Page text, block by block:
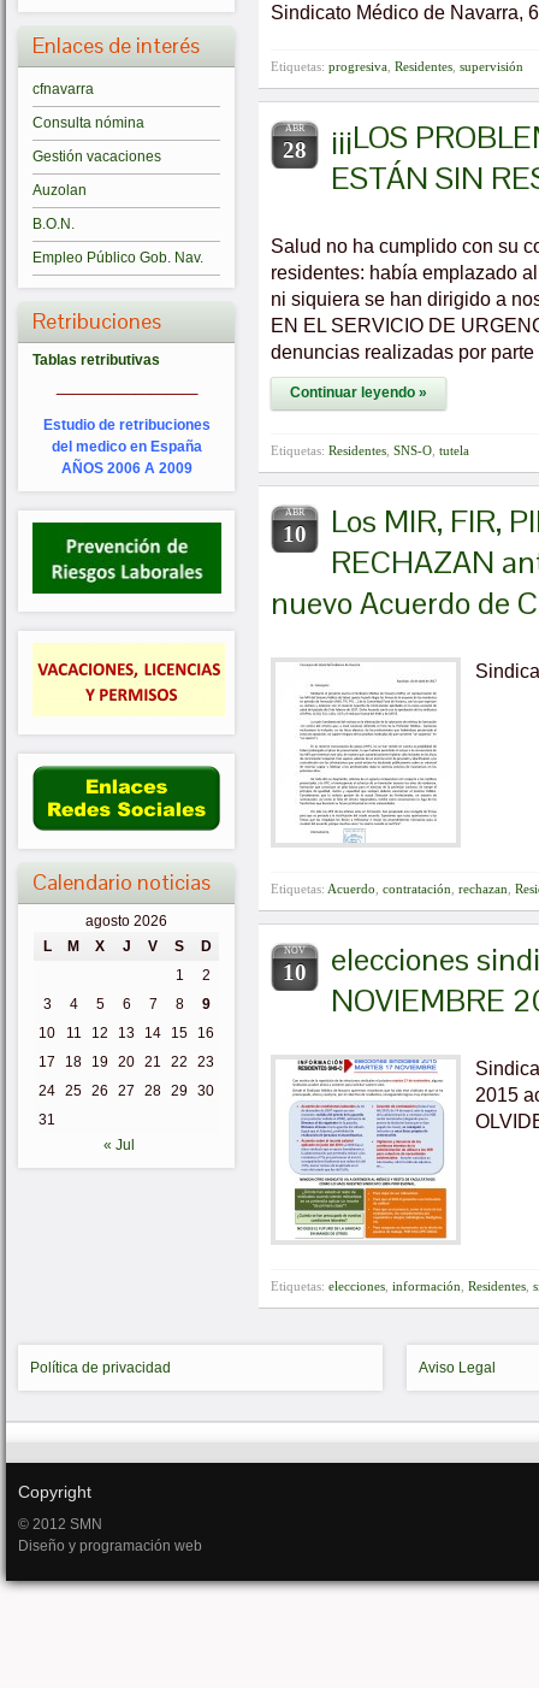
Enlaces de interés
cfnavarra
Consulta nómina
Gestión vacaciones
Auzolan
B.O.N.
Empleo Público Gob. Nav.
Retribuciones
Tablas retributivas
Estudio de retribuciones
del medico en España
AÑOS 2006 A 2009
Calendario noticias
agosto 2026
L
M X J V S
D
1
2
3
4 5 6 7 8
9
10
11 12 13 14 15
16
17
18 19 20 21 22
23
24 25 26 27 28 29 30
31
« Jul
Sindicato Médico de Navarra,
Etiquetas: progresiva Residentes supervisión
ABR
28
¡¡¡LOS
ESTÁN SIN
Salud no ha cumplido con su
residentes: había emplazado
ni siquiera se han dirigido a
EN EL SERVICIO DE
denuncias realizadas por
Continuar leyendo »
Etiquetas: Residentes SNS-O tutela
ABR
10
Los MIR, FIR,
RECHAZAN
nuevo Acuerdo de
Etiquetas: Acuerdo contratación rechazan
NOV
10
elecciones
NOVIEMBRE
2015
Etiquetas: elecciones información Residentes
Política de privacidad Aviso Legal
Copyright
© 2012 SMN
Diseño y programación web